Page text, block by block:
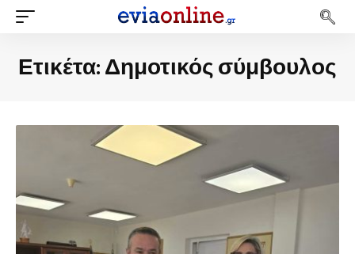
Ετικέτα: Δημοτικός σύμβουλος